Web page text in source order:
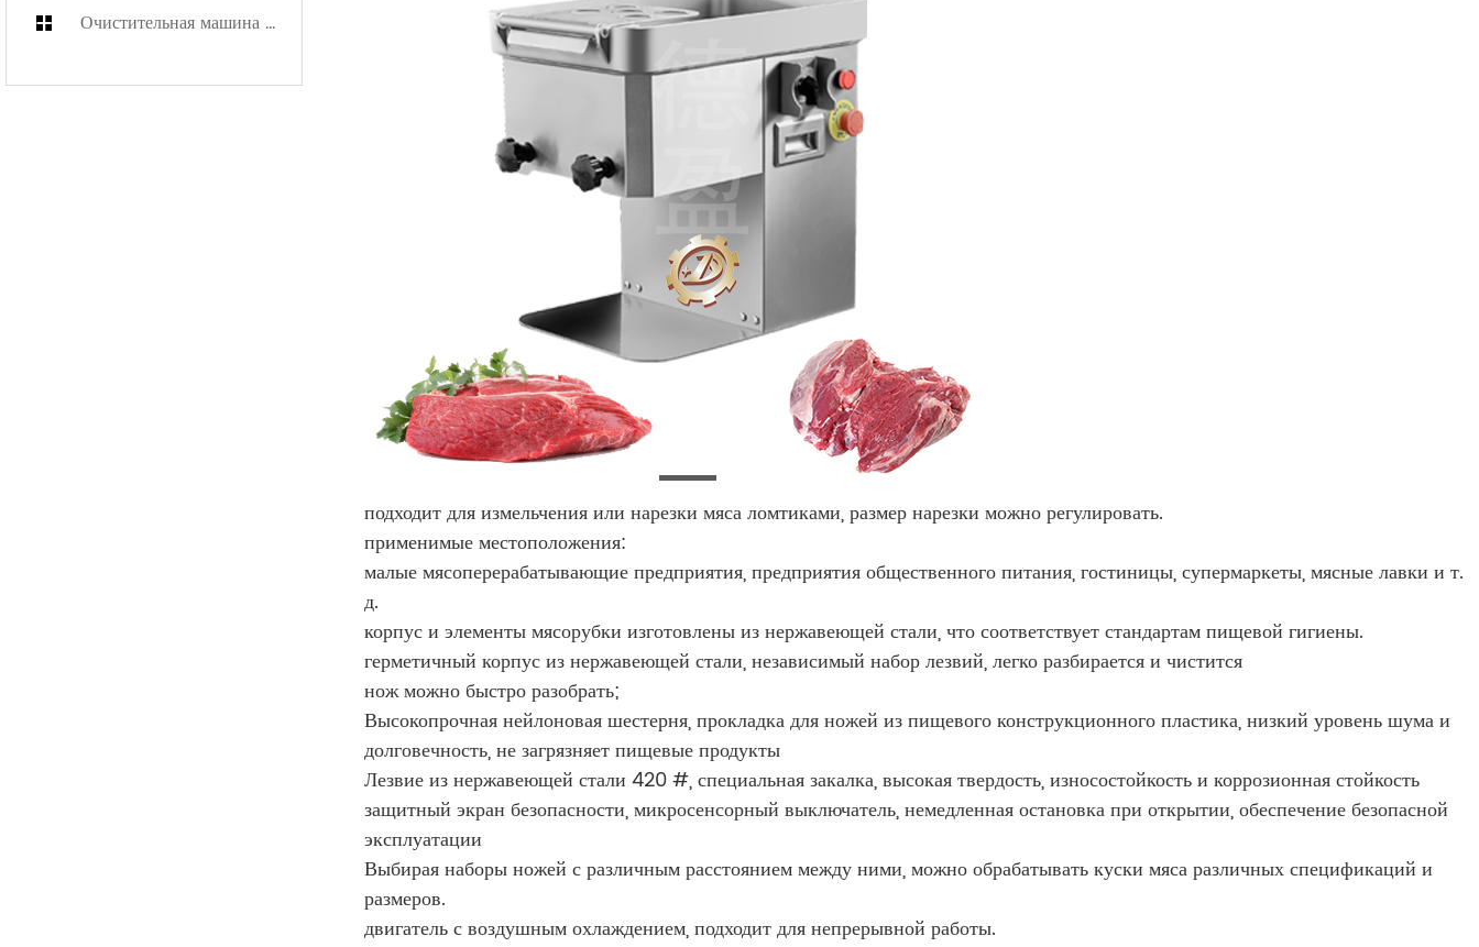
Очистительная машина для подменных коробок
подходит для измельчения или нарезки мяса ломтиками, размер нарезки можно регулировать.
применимые местоположения:
малые мясоперерабатывающие предприятия, предприятия общественного питания, гостиницы, супермаркеты, мясные лавки и т.
д.
корпус и элементы мясорубки изготовлены из нержавеющей стали, что соответствует стандартам пищевой гигиены.
герметичный корпус из нержавеющей стали, независимый набор лезвий, легко разбирается и чистится
нож можно быстро разобрать;
Высокопрочная нейлоновая шестерня, прокладка для ножей из пищевого конструкционного пластика, низкий уровень шума и
долговечность, не загрязняет пищевые продукты
Лезвие из нержавеющей стали 420 #, специальная закалка, высокая твердость, износостойкость и коррозионная стойкость
защитный экран безопасности, микросенсорный выключатель, немедленная остановка при открытии, обеспечение безопасной
эксплуатации
Выбирая наборы ножей с различным расстоянием между ними, можно обрабатывать куски мяса различных спецификаций и
размеров.
двигатель с воздушным охлаждением, подходит для непрерывной работы.